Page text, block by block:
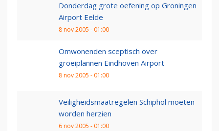
Donderdag grote oefening op Groningen
Airport Eelde
8 nov 2005 - 01:00
Omwonenden sceptisch over
groeiplannen Eindhoven Airport
8 nov 2005 - 01:00
Veiligheidsmaatregelen Schiphol moeten
worden herzien
6 nov 2005 - 01:00